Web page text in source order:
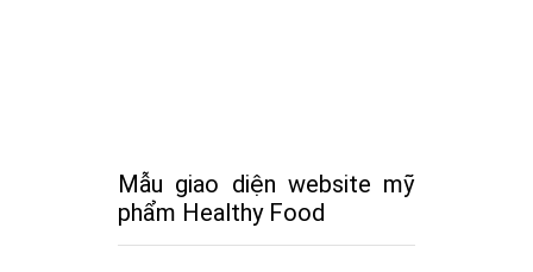
Mẫu giao diện website mỹ
phẩm Healthy Food